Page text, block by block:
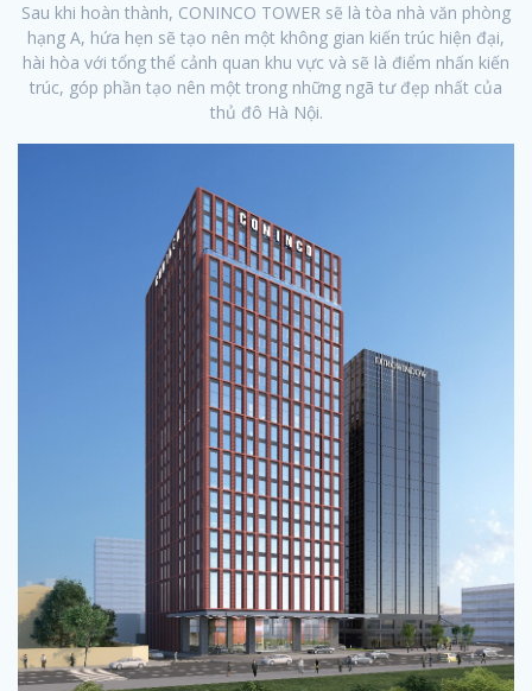
Sau khi hoàn thành, CONINCO TOWER sẽ là tòa nhà văn phòng
hạng A, hứa hẹn sẽ tạo nên một không gian kiến trúc hiện đại,
hài hòa với tổng thể cảnh quan khu vực và sẽ là điểm nhấn kiến
trúc, góp phần tạo nên một trong những ngã tư đẹp nhất của
thủ đô Hà Nội.